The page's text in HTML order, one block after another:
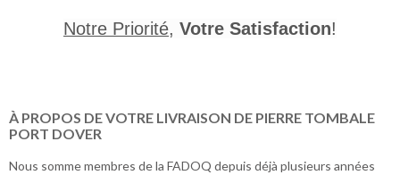
Notre Priorité, Votre Satisfaction!
À PROPOS DE VOTRE LIVRAISON DE PIERRE TOMBALE
PORT DOVER
Nous somme membres de la FADOQ depuis déjà plusieurs années